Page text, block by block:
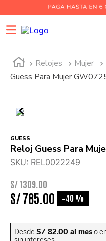
Relojes Mujer
Guess Para Mujer
GUESS
Reloj Guess Para
SKU: REL0022249
S/1309.00
S/785 00 -40 %